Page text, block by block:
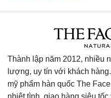
Thành lập năm 2012, nhiều
lượng, uy tín với khách
mỹ phẩm hàn quốc The
nhiệt tình, giao hàng siêu